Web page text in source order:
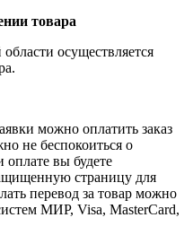
товара
осуществляется
можно оплатить заказ
не беспокоиться о
оплате вы будете
страницу для
перевод за товар можно
МИР, Visa, MasterCard,